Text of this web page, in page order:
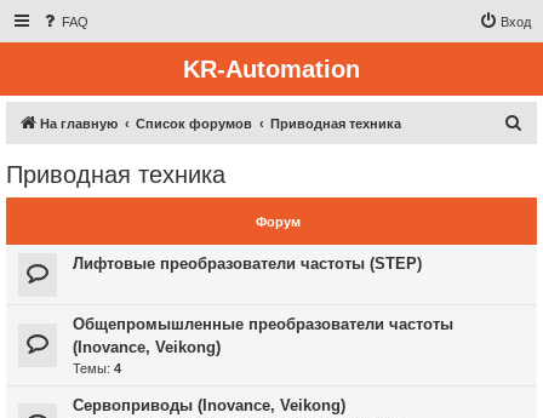
FAQ Вход
KR-Automation
На главную Список форумов Приводная техника
Приводная техника
Форум
Лифтовые преобразователи частоты (STEP)
Общепромышленные преобразователи частоты
(Inovance, Veikong)
Темы: 4
Сервоприводы (Inovance, Veikong)